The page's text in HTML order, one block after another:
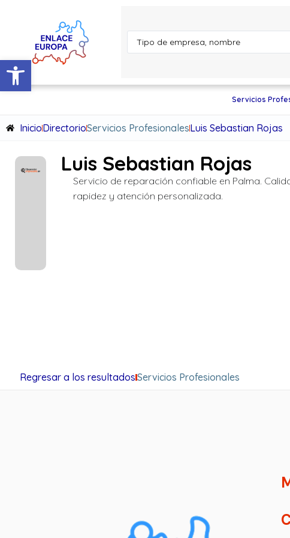
Abrir barra de herramientas
Servicios
InicioDirectorioServicios ProfesionalesLuis Sebastian Rojas
Luis Sebastian Rojas
Servicio de reparación confiable en Palma.
rapidez y atención personalizada.
Regresar a los resultadosServicios Profesionales